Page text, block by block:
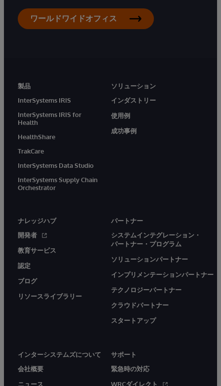
ワールドワイドオフィス
製品
InterSystems IRIS
InterSystems IRIS for
Health
HealthShare
TrakCare
InterSystems Data Studio
InterSystems Supply Chain
Orchestrator
ソリューション
インダストリー
使用例
成功事例
ナレッジハブ
開発者
教育サービス
認定
ブログ
リソースライブラリー
パートナー
システムインテグレーション・
パートナー・プログラム
ソリューションパートナー
インプリメンテーションパートナー
テクノロジーパートナー
クラウドパートナー
スタートアップ
インターシステムズについて
会社概要
ニュース
サポート
緊急時の対応
WRCダイレクト